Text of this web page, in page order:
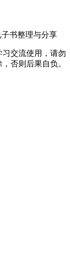
书整理与分享
交流使用，请勿
否则后果自负。